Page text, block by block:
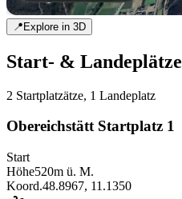
📍Explore in 3D
Start- & Landeplätze
2 Startplatzätze, 1 Landeplatz
Obereichstätt Startplatz 1
Start
Höhe520m ü. M.
Koord.48.8967, 11.1350